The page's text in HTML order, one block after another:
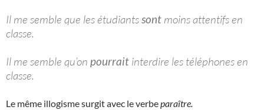
Il me semble que les étudiantssont moins attentifs en
classe.
Il me semble qu’on pourrait interdire les téléphones en
classe.
Le même illogisme surgit avec le verbeparaître.